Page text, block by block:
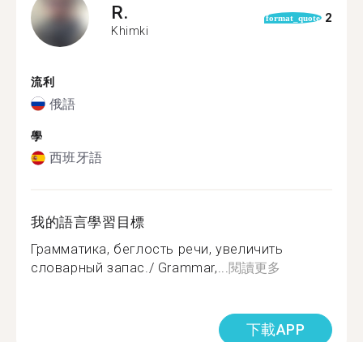
R.
Khimki
format_quote 2
流利
俄語
學
西班牙語
我的語言學習目標
Грамматика, беглость речи, увеличить
словарный запас./ Grammar,...閱讀更多
下載APP